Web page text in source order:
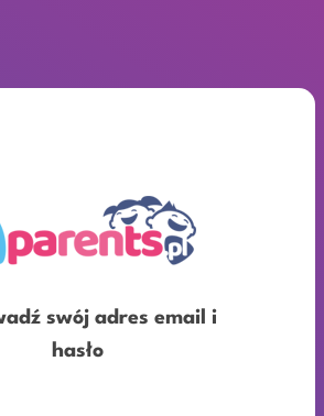
swój adres email i
hasło